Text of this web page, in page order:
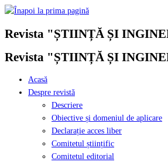
Skip
content
Revista "ȘTIINȚĂ ȘI
Revista "ȘTIINȚĂ ȘI
Acasă
Despre revistă
Descriere
Obiective și domeniul de aplicare
Declarație acces liber
Comitetul științific
Comitetul editorial